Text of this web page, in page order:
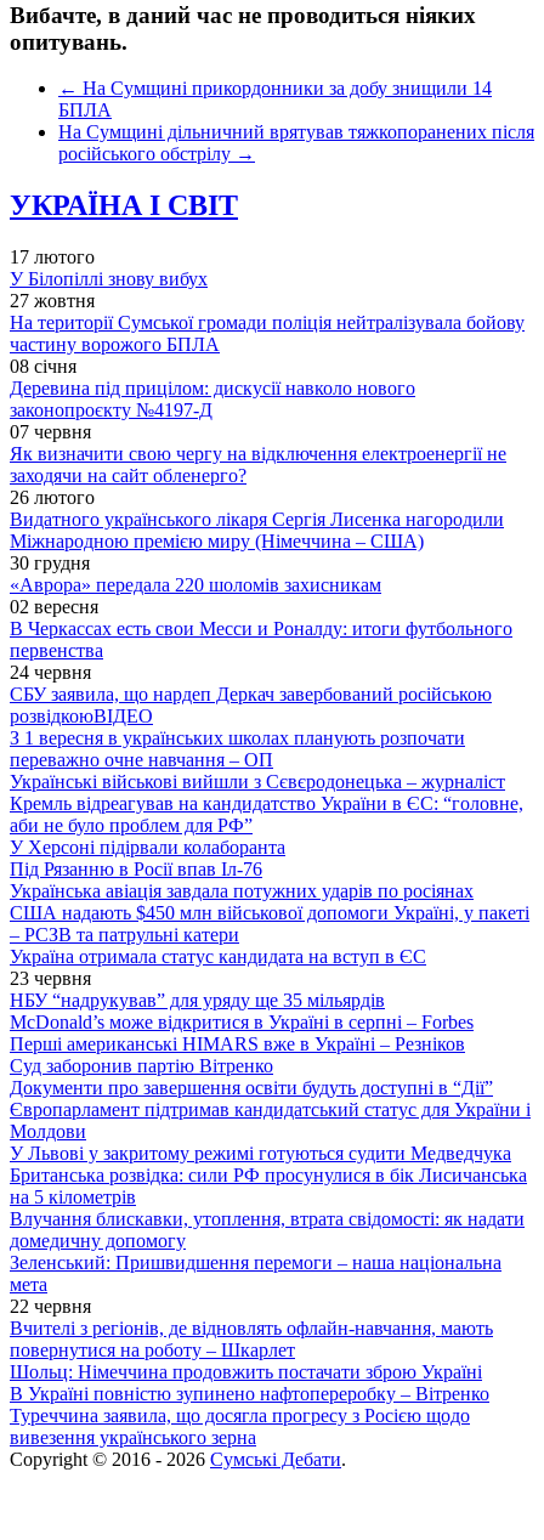
Вибачте, в даний час не проводиться ніяких
опитувань.
← На Сумщині прикордонники за добу знищили 14
БПЛА
На Сумщині дільничний врятував тяжкопоранених після
російського обстрілу →
УКРАЇНА І СВІТ
17 лютого
У Білопіллі знову вибух
27 жовтня
На території Сумської громади поліція нейтралізувала бойову
частину ворожого БПЛА
08 січня
Деревина під прицілом: дискусії навколо нового
законопроєкту №4197-Д
07 червня
Як визначити свою чергу на відключення електроенергії не
заходячи на сайт обленерго?
26 лютого
Видатного українського лікаря Сергія Лисенка нагородили
Міжнародною премією миру (Німеччина – США)
30 грудня
«Аврора» передала 220 шоломів захисникам
02 вересня
В Черкассах есть свои Месси и Роналду: итоги футбольного
первенства
24 червня
СБУ заявила, що нардеп Деркач завербований російською
розвідкоюВІДЕО
З 1 вересня в українських школах планують розпочати
переважно очне навчання – ОП
Українські військові вийшли з Сєвєродонецька – журналіст
Кремль відреагував на кандидатство України в ЄС: “головне,
аби не було проблем для РФ”
У Херсоні підірвали колаборанта
Під Рязанню в Росії впав Іл-76
Українська авіація завдала потужних ударів по росіянах
США надають $450 млн військової допомоги Україні, у пакеті
– РСЗВ та патрульні катери
Україна отримала статус кандидата на вступ в ЄС
23 червня
НБУ “надрукував” для уряду ще 35 мільярдів
McDonald’s може відкритися в Україні в серпні – Forbes
Перші американські HIMARS вже в Україні – Резніков
Суд заборонив партію Вітренко
Документи про завершення освіти будуть доступні в “Дії”
Європарламент підтримав кандидатський статус для України і
Молдови
У Львові у закритому режимі готуються судити Медведчука
Британська розвідка: сили РФ просунулися в бік Лисичанська
на 5 кілометрів
Влучання блискавки, утоплення, втрата свідомості: як надати
домедичну допомогу
Зеленський: Пришвидшення перемоги – наша національна
мета
22 червня
Вчителі з регіонів, де відновлять офлайн-навчання, мають
повернутися на роботу – Шкарлет
Шольц: Німеччина продовжить постачати зброю Україні
В Україні повністю зупинено нафтопереробку – Вітренко
Туреччина заявила, що досягла прогресу з Росією щодо
вивезення українського зерна
Copyright © 2016 - 2026 Сумські Дебати.